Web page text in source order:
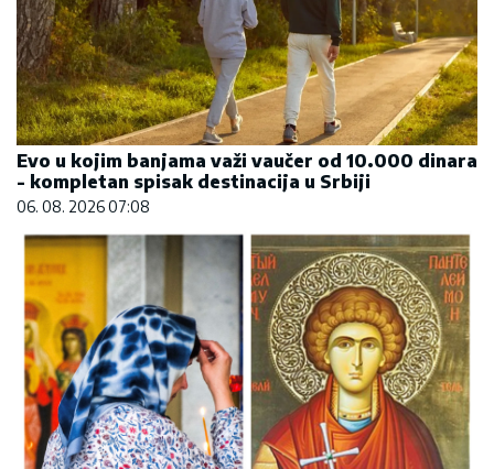
Evo u kojim banjama važi vaučer od 10.000 dinara
- kompletan spisak destinacija u Srbiji
06. 08. 2026 07:08